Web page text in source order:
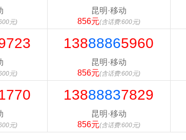
元)
昆明·移动
856元(含话费:600元)
元)
13888865960
昆明·移动
856元(含话费:600元)
元)
13888837829
昆明·移动
856元(含话费:600元)